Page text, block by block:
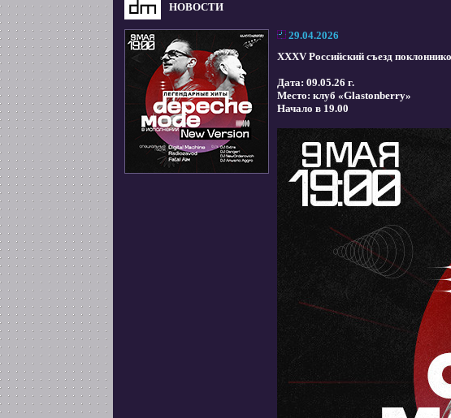
НОВОСТИ
29.04.2026
XXXV Российский съезд
Дата: 09.05.26 г.
Место: клуб «Glastonberry»
Начало в 19.00